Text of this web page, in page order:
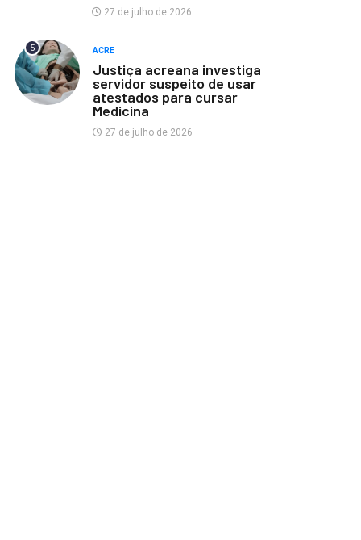
27 de julho de 2026
5 ACRE
Justiça acreana investiga
servidor suspeito de usar
atestados para cursar
Medicina
27 de julho de 2026